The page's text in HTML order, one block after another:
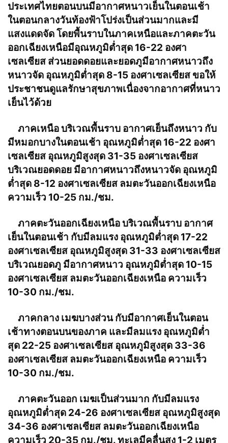
ประเทศไทยตอนบนมีอากาศหนาวเย็นในตอนเช้า
ในตอนกลางวันท้องฟ้าโปร่งเป็นส่วนมากและมี
แสงแดดจัด โดยพื้นราบในภาคเหนือและภาคตะวัน
ออกเฉียงเหนือมีอุณหภูมิต่ำสุด 16-22 องศา
เซลเซียส ส่วนยอดดอยและยอดภูมีอากาศหนาวถึง
หนาวจัด อุณหภูมิต่ำสุด 8-15 องศาเซลเซียส ขอให้
ประชาชนดูแลรักษาสุขภาพเนื่องจากอากาศที่หนาว
เย็นไว้ด้วย
ภาคเหนือ บริเวณพื้นราบ อากาศเย็นถึงหนาว กับ
มีหมอกบางในตอนเช้า อุณหภูมิต่ำสุด 16-22 องศา
เซลเซียส อุณหภูมิสูงสุด 31-35 องศาเซลเซียส
บริเวณยอดดอย มีอากาศหนาวถึงหนาวจัด อุณหภูมิ
ต่ำสุด 8-12 องศาเซลเซียส ลมตะวันออกเฉียงเหนือ
ความเร็ว 10-25 กม./ชม.
ภาคตะวันออกเฉียงเหนือ บริเวณพื้นราบ อากาศ
เย็นในตอนเช้า กับมีลมแรง อุณหภูมิต่ำสุด 17-22
องศาเซลเซียส อุณหภูมิสูงสุด 31-33 องศาเซลเซียส
บริเวณยอดภู มีอากาศหนาว อุณหภูมิต่ำสุด 10-15
องศาเซลเซียส ลมตะวันออกเฉียงเหนือ ความเร็ว
10-30 กม./ชม.
ภาคกลาง เมฆบางส่วน กับมีอากาศเย็นในตอน
เช้าทางตอนบนของภาค และมีลมแรง อุณหภูมิต่ำ
สุด 22-25 องศาเซลเซียส อุณหภูมิสูงสุด 33-36
องศาเซลเซียส ลมตะวันออกเฉียงเหนือ ความเร็ว
10-30 กม./ชม.
ภาคตะวันออก เมฆเป็นส่วนมาก กับมีลมแรง
อุณหภูมิต่ำสุด 24-26 องศาเซลเซียส อุณหภูมิสูงสุด
34-36 องศาเซลเซียส ลมตะวันออกเฉียงเหนือ
ความเร็ว 20-35 กม./ชม. ทะเลมีคลื่นสูง 1-2 เมตร